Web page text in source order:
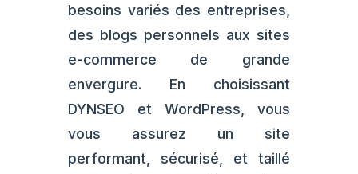
besoins variés des entreprises,
des blogs personnels aux sites
e-commerce de grande
envergure. En choisissant
DYNSEO et WordPress, vous
vous assurez un site
performant, sécurisé, et taillé